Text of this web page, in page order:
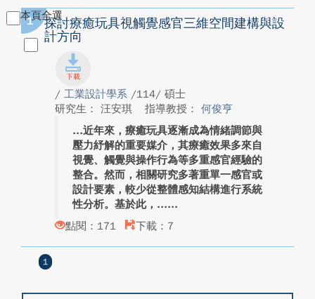
本頁全選
1
探討療癒玩具視觸覺感官三維空間建構與設
計方向
/ 工業設計學系 /114/ 碩士
研究生： 汪安琪
指導教授： 何俊亨
近年來，療癒玩具逐漸成為情緒調節與
壓力紓解的重要媒介，其療癒效果多來自
視覺、觸覺與操作行為等多重感官經驗的
整合。然而，相關研究多著重單一感官或
設計要素，較少從整體感知結構進行系統
性分析。基於此，...
點閱：171
下載：7
1